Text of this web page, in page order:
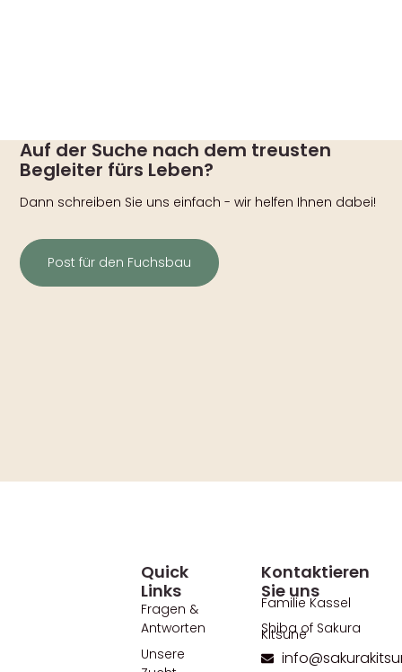
Auf der Suche nach dem treusten
Begleiter fürs Leben?
Dann schreiben Sie uns einfach - wir helfen Ihnen dabei!
Post für den Fuchsbau
Quick
Links
Fragen &
Antworten
Unsere
Kontaktieren
Sie uns
Familie Kassel
Shiba of Sakura
Kitsune